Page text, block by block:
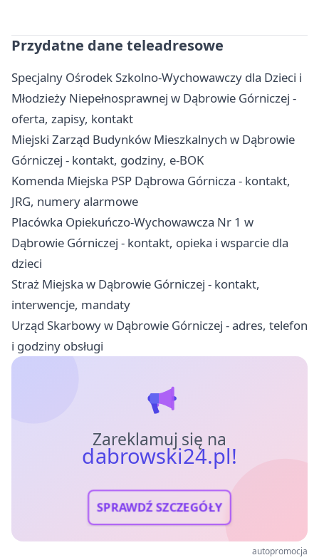
Przydatne dane teleadresowe
Specjalny Ośrodek Szkolno-Wychowawczy dla Dzieci i
Młodzieży Niepełnosprawnej w Dąbrowie Górniczej -
oferta, zapisy, kontakt
Miejski Zarząd Budynków Mieszkalnych w Dąbrowie
Górniczej - kontakt, godziny, e-BOK
Komenda Miejska PSP Dąbrowa Górnicza - kontakt,
JRG, numery alarmowe
Placówka Opiekuńczo-Wychowawcza Nr 1 w
Dąbrowie Górniczej - kontakt, opieka i wsparcie dla
dzieci
Straż Miejska w Dąbrowie Górniczej - kontakt,
interwencje, mandaty
Urząd Skarbowy w Dąbrowie Górniczej - adres, telefon
i godziny obsługi
Zareklamuj się na
dabrowski24.pl!
SPRAWDŹ SZCZEGÓŁY
autopromocja